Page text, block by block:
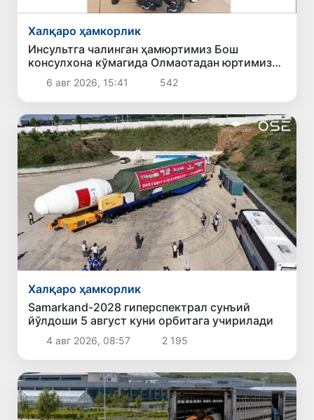
Халқаро ҳамкорлик
Инсультга чалинган ҳамюртимиз Бош
консулхона кўмагида Олмаотадан юртимизга
қайтарилди
6 авг 2026, 15:41 542
Халқаро ҳамкорлик
Samarkand-2028 гиперспектрал сунъий
йўлдоши 5 август куни орбитага учирилади
4 авг 2026, 08:57 2 195